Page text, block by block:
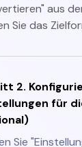
aus
Sie das
2.
für
Sie